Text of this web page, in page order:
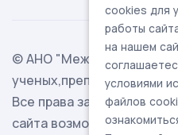
© АНО "Международная
ученых,преподавателей
Все права защищены.
сайта возможно
cookies для
работы
на нашем
условиями
файлов